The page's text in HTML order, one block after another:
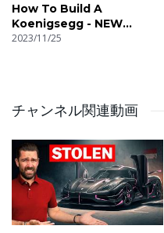
How To Build A
Koenigsegg - NEW
Factory Tour
2023/11/25
チャンネル関連動画